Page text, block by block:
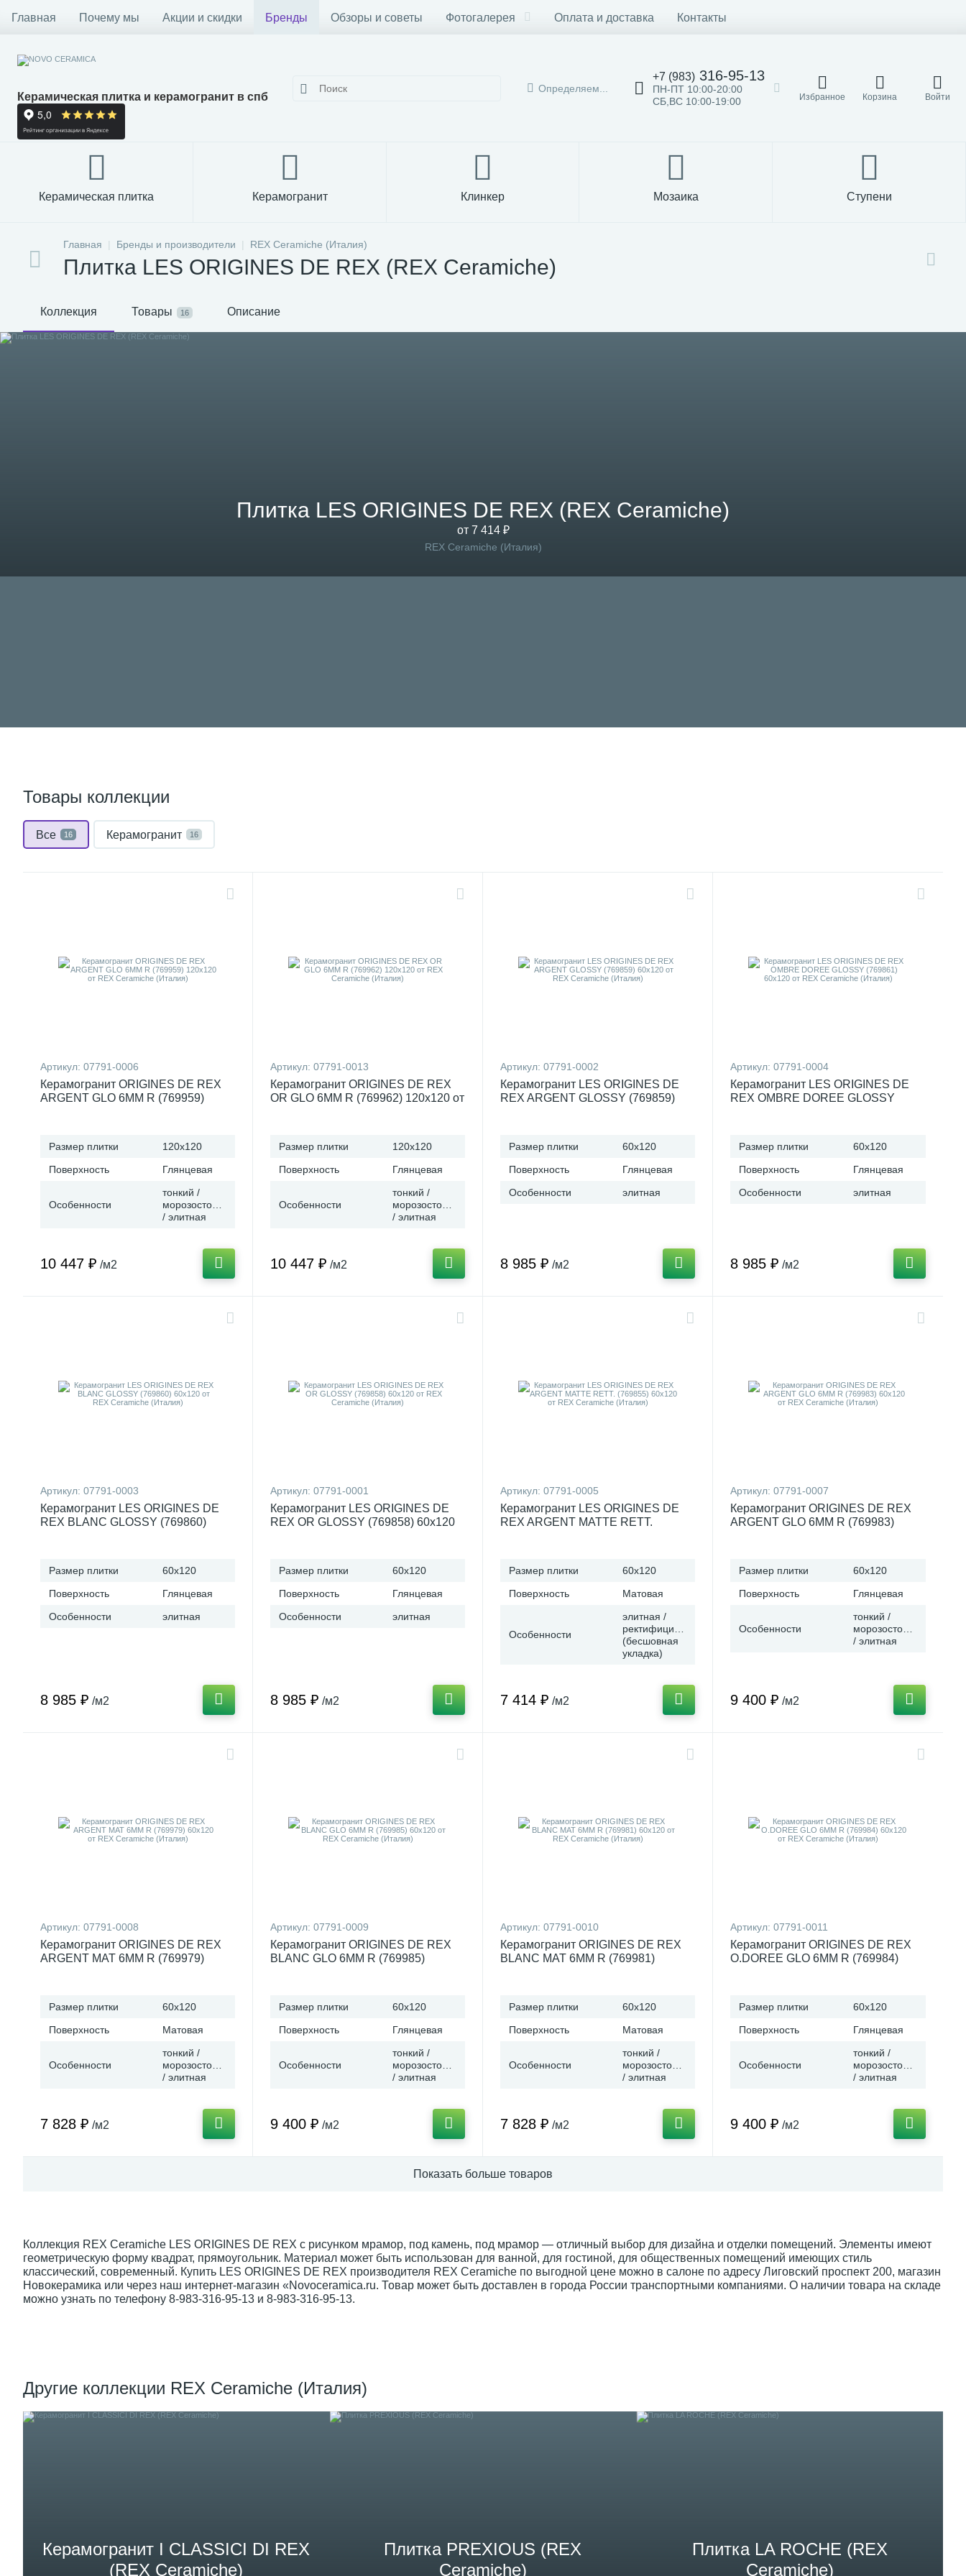
Главная Почему мы Акции и скидки Бренды Обзоры и советы Фотогалерея Оплата и доставка Контакты
Керамическая плитка и керамогранит в спб
Определяем...
+7 (983) 316-95-13
ПН-ПТ 10:00-20:00
СБ,ВС 10:00-19:00
Избранное Корзина Войти
Керамическая плитка Керамогранит Клинкер Мозаика Ступени
Главная Бренды и производители REX Ceramiche (Италия)
Плитка LES ORIGINES DE REX (REX Ceramiche)
Коллекция Товары 16 Описание
Плитка LES ORIGINES DE REX (REX Ceramiche)
от 7 414 ₽
REX Ceramiche (Италия)
Товары коллекции
Все 16 Керамогранит 16
Артикул: 07791-0006
Керамогранит ORIGINES DE REX
ARGENT GLO 6MM R (769959)
Размер плитки
120x120
Поверхность
Глянцевая
Особенности
тонкий /
морозостойкая
/ элитная
10 447 ₽ /м2
Артикул: 07791-0013
Керамогранит ORIGINES DE REX
OR GLO 6MM R (769962) 120x120 от
Размер плитки
120x120
Поверхность
Глянцевая
Особенности
тонкий /
морозостойкая
/ элитная
10 447 ₽ /м2
Артикул: 07791-0002
Керамогранит LES ORIGINES DE
REX ARGENT GLOSSY (769859)
Размер плитки
60x120
Поверхность
Глянцевая
Особенности
элитная
8 985 ₽ /м2
Артикул: 07791-0004
Керамогранит LES ORIGINES DE
REX OMBRE DOREE GLOSSY
Размер плитки
60x120
Поверхность
Глянцевая
Особенности
элитная
8 985 ₽ /м2
Артикул: 07791-0003
Керамогранит LES ORIGINES DE
REX BLANC GLOSSY (769860)
Размер плитки
60x120
Поверхность
Глянцевая
Особенности
элитная
8 985 ₽ /м2
Артикул: 07791-0001
Керамогранит LES ORIGINES DE
REX OR GLOSSY (769858) 60x120
Размер плитки
60x120
Поверхность
Глянцевая
Особенности
элитная
8 985 ₽ /м2
Артикул: 07791-0005
Керамогранит LES ORIGINES DE
REX ARGENT MATTE RETT.
Размер плитки
60x120
Поверхность
Матовая
Особенности
элитная /
ректифицированная
(бесшовная
укладка)
7 414 ₽ /м2
Артикул: 07791-0007
Керамогранит ORIGINES DE REX
ARGENT GLO 6MM R (769983)
Размер плитки
60x120
Поверхность
Глянцевая
Особенности
тонкий /
морозостойкая
/ элитная
9 400 ₽ /м2
Артикул: 07791-0008
Керамогранит ORIGINES DE REX
ARGENT MAT 6MM R (769979)
Размер плитки
60x120
Поверхность
Матовая
Особенности
тонкий /
морозостойкая
/ элитная
7 828 ₽ /м2
Артикул: 07791-0009
Керамогранит ORIGINES DE REX
BLANC GLO 6MM R (769985)
Размер плитки
60x120
Поверхность
Глянцевая
Особенности
тонкий /
морозостойкая
/ элитная
9 400 ₽ /м2
Артикул: 07791-0010
Керамогранит ORIGINES DE REX
BLANC MAT 6MM R (769981)
Размер плитки
60x120
Поверхность
Матовая
Особенности
тонкий /
морозостойкая
/ элитная
7 828 ₽ /м2
Артикул: 07791-0011
Керамогранит ORIGINES DE REX
O.DOREE GLO 6MM R (769984)
Размер плитки
60x120
Поверхность
Глянцевая
Особенности
тонкий /
морозостойкая
/ элитная
9 400 ₽ /м2
Показать больше товаров
Коллекция REX Ceramiche LES ORIGINES DE REX с рисунком мрамор, под камень, под мрамор — отличный выбор для дизайна и отделки помещений. Элементы имеют
геометрическую форму квадрат, прямоугольник. Материал может быть использован для ванной, для гостиной, для общественных помещений имеющих стиль
классический, современный. Купить LES ORIGINES DE REX производителя REX Ceramiche по выгодной цене можно в салоне по адресу Лиговский проспект 200, магазин
Новокерамика или через наш интернет-магазин «Novoceramica.ru. Товар может быть доставлен в города России транспортными компаниями. О наличии товара на складе
можно узнать по телефону 8-983-316-95-13 и 8-983-316-95-13.
Другие коллекции REX Ceramiche (Италия)
Керамогранит I CLASSICI DI REX
(REX Ceramiche)
Плитка PREXIOUS (REX
Ceramiche)
Плитка LA ROCHE (REX
Ceramiche)